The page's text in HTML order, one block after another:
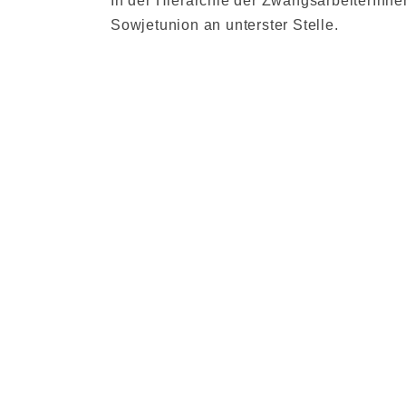
Sowjetunion an unterster Stelle.